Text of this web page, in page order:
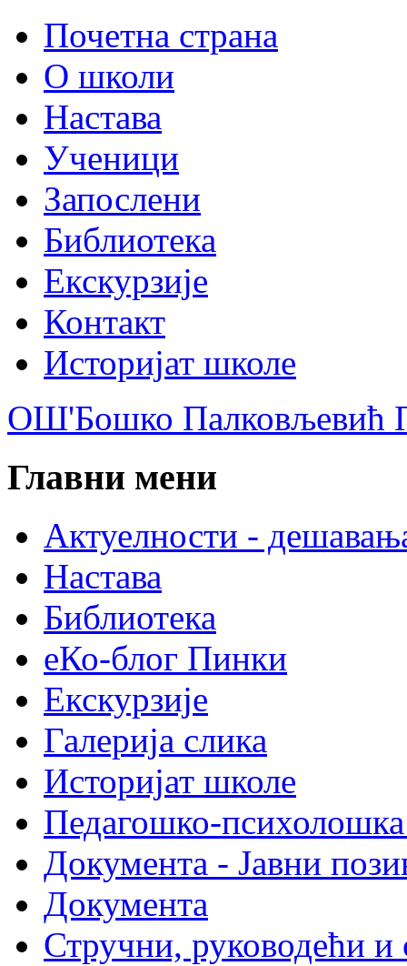
Почетна страна
О школи
Настава
Ученици
Запослени
Библиотека
Екскурзије
Контакт
Историјат школе
ОШ'Бошко Палковљевић
Главни мени
Актуелности -
Настава
Библиотека
еКо-блог Пинки
Екскурзије
Галерија слика
Историјат школе
Педагошко-психолошка
Документа - Јавни
Документа
Стручни, руководећи и